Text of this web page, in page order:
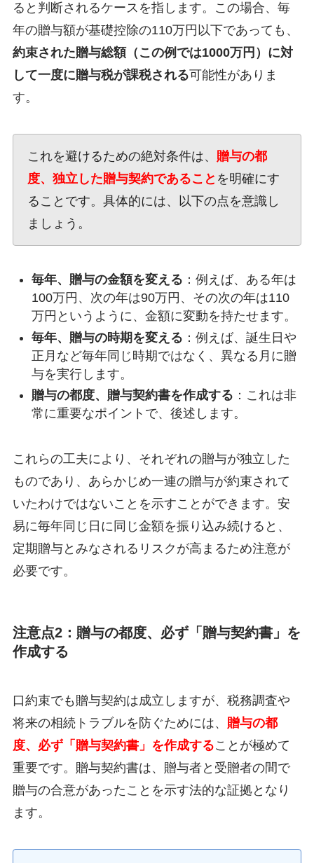
ると判断されるケースを指します。この場合、毎
年の贈与額が基礎控除の110万円以下であっても、
約束された贈与総額（この例では1000万円）に対
して一度に贈与税が課税される可能性がありま
す。
これを避けるための絶対条件は、 贈与の都
度、独立した贈与契約であること を明確にす
ることです。具体的には、以下の点を意識し
ましょう。
毎年、贈与の金額を変える ：例えば、ある年は
100万円、次の年は90万円、その次の年は110
万円というように、金額に変動を持たせます。
毎年、贈与の時期を変える ：例えば、誕生日や
正月など毎年同じ時期ではなく、異なる月に贈
与を実行します。
贈与の都度、贈与契約書を作成する ：これは非
常に重要なポイントで、後述します。
これらの工夫により、それぞれの贈与が独立した
ものであり、あらかじめ一連の贈与が約束されて
いたわけではないことを示すことができます。安
易に毎年同じ日に同じ金額を振り込み続けると、
定期贈与とみなされるリスクが高まるため注意が
必要です。
注意点2：贈与の都度、必ず「贈与契約書」を
作成する
口約束でも贈与契約は成立しますが、税務調査や
将来の相続トラブルを防ぐためには、 贈与の都
度、必ず「贈与契約書」を作成することが極めて
重要です。贈与契約書は、贈与者と受贈者の間で
贈与の合意があったことを示す法的な証拠となり
ます。